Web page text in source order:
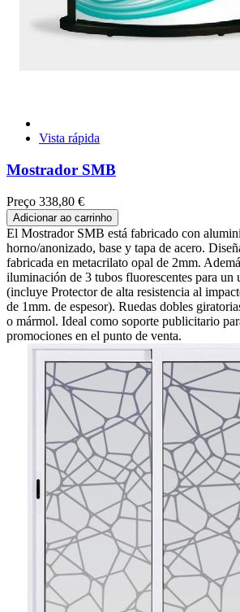
Vista rápida
Mostrador SMB
Preço 338,80 €
Adicionar ao carrinho
El Mostrador SMB está fabricado con
horno/anonizado, base y tapa de acero.
fabricada en metacrilato opal de 2mm.
iluminación de 3 tubos fluorescentes para un
(incluye Protector de alta resistencia al
de 1mm. de espesor). Ruedas dobles
o mármol. Ideal como soporte publicitario
promociones en el punto de venta.